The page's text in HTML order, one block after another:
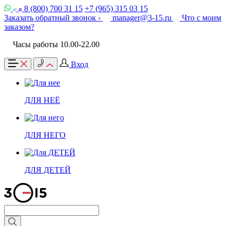
8 (800) 700 31 15 +7 (965) 315 03 15
Заказать обратный звонок ›
manager@3-15.ru
Что с моим
заказом?
Часы работы 10.00-22.00
Вход
ДЛЯ НЕЁ
ДЛЯ НЕГО
ДЛЯ ДЕТЕЙ